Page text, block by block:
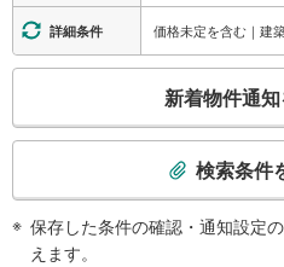
ニック
３出口
市バス１番のりば、砂田橋小学校、名古
・２番出口
・３番出口（２基）
エスカレータ
・１番出口
・２番出口
《多機能トイレ》
・改札外（２番出口方面）
その他
詳細条件 価格未定を含む｜建
検
新着物件通
検索条件
保存した条件の確認・通知設定
えます。